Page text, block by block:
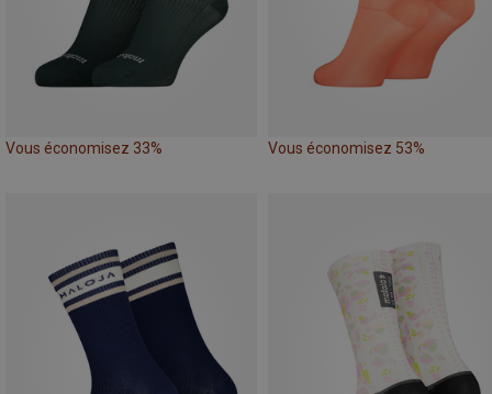
Vous économisez 33% Vous économisez 53%